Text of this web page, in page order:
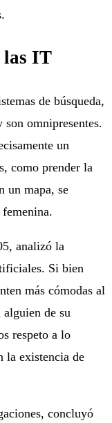
las IT
de búsqueda,
omnipresentes.
un
como prender la
un mapa, se
analizó la
Si bien
más cómodas al
de su
respeto a lo
la existencia de
concluyó